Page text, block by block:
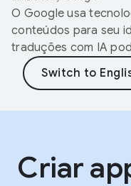
O Google usa
conteúdos para seu
traduções com IA
Criar